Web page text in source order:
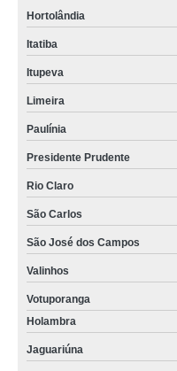
Hortolândia
Itatiba
Itupeva
Limeira
Paulínia
Presidente Prudente
Rio Claro
São Carlos
São José dos Campos
Valinhos
Votuporanga
Holambra
Jaguariúna